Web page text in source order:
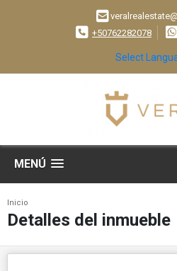
+50762282078
Select
MENÚ
Inicio
Detalles del inmueble